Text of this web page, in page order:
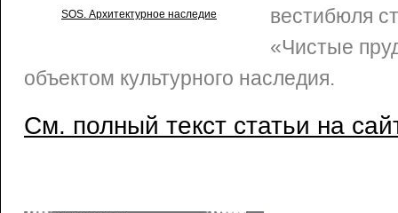
SOS. Архитектурное наследие
вестибюля
«Чистые
объектом культурного наследия.
См. полный текст статьи на